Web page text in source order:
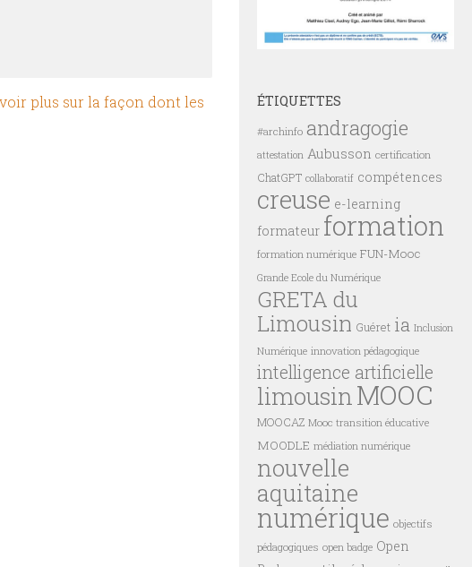
plus sur la façon dont les
ÉTIQUETTES
#archinfo andragogie
attestation Aubusson certification
ChatGPT collaboratif compétences
creuse e-learning
formateur formation
formation numérique FUN-Mooc
Grande Ecole du Numérique
GRETA du
Limousin Guéret ia Inclusion
Numérique innovation pédagogique
intelligence artificielle
limousin MOOC
MOOCAZ Mooc transition éducative
MOODLE médiation numérique
nouvelle
aquitaine
numérique objectifs
pédagogiques open badge Open